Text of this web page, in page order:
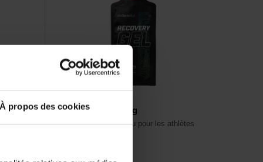
À propos des cookiesRecovery Gel 40 g
Gel régénérant conçu pour les athlètes